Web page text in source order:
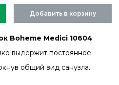
Добавить в корзину
Boheme Medici 10604
выдержит постоянное
общий вид санузла.